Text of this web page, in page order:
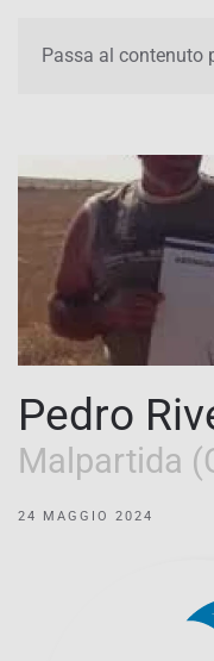
Passa al contenuto
Pedro
Malpartida
24 MAGGIO 2024